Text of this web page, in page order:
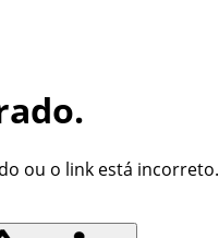
ou o link está incorreto.